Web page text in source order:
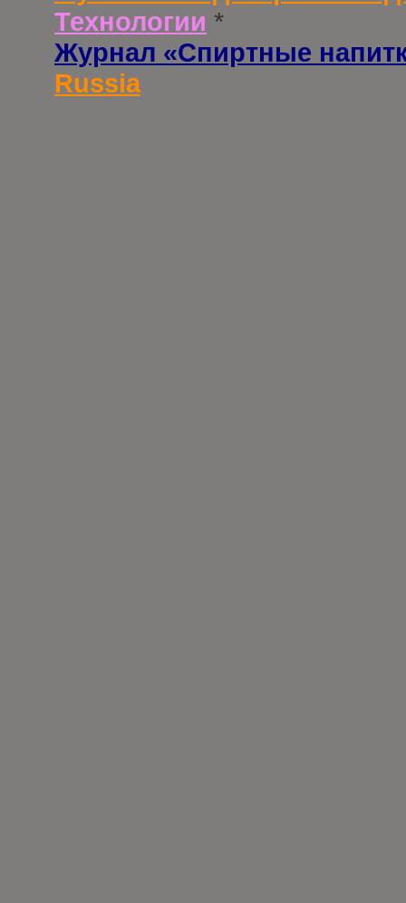
Технологии *
Журнал «Спиртные
Russia